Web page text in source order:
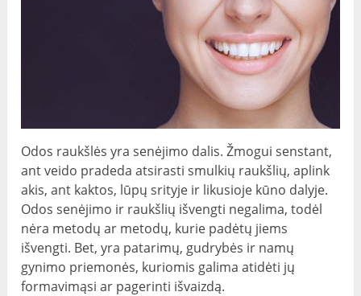
Odos raukšlės yra senėjimo dalis. Žmogui senstant,
ant veido pradeda atsirasti smulkių raukšlių, aplink
akis, ant kaktos, lūpų srityje ir likusioje kūno dalyje.
Odos senėjimo ir raukšlių išvengti negalima, todėl
nėra metodų ar metodų, kurie padėtų jiems
išvengti. Bet, yra patarimų, gudrybės ir namų
gynimo priemonės, kuriomis galima atidėti jų
formavimąsi ar pagerinti išvaizdą.